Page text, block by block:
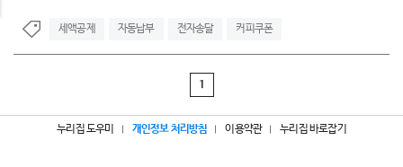
세액공제 자동납부 전자송달 커피쿠폰
1
누리집 도우미 개인정보 처리방침 이용약관 누리집 바로잡기